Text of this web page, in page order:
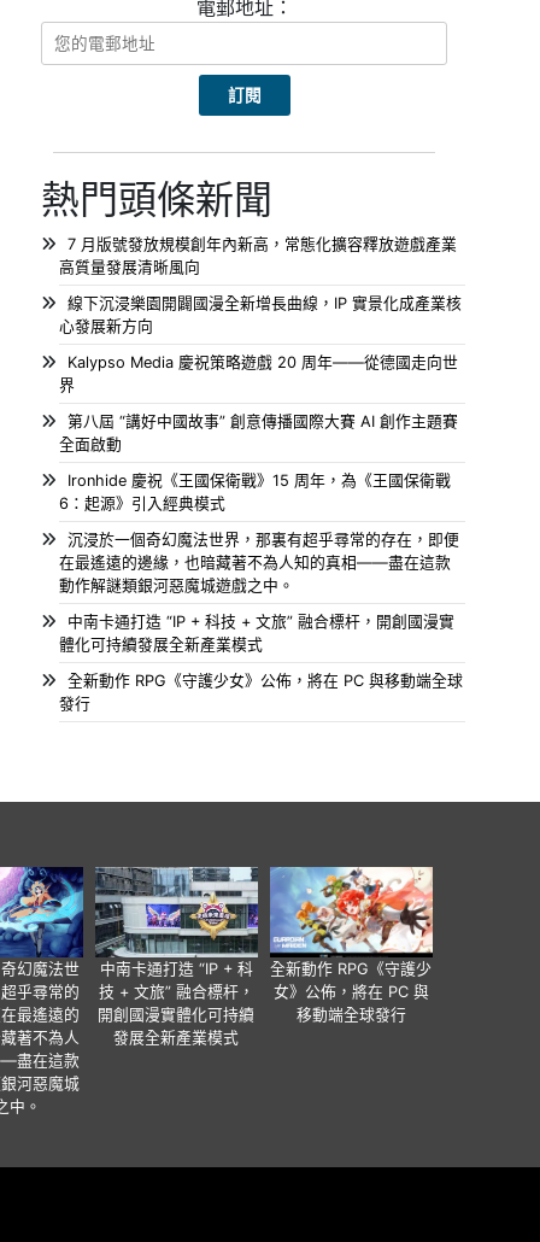
電郵地址：
熱門頭條新聞
7 月版號發放規模創年內新高，常態化擴容釋放遊戲產業
高質量發展清晰風向
線下沉浸樂園開闢國漫全新增長曲線，IP 實景化成產業核
心發展新方向
Kalypso Media 慶祝策略遊戲 20 周年——從德國走向世
界
第八屆 “講好中國故事” 創意傳播國際大賽 AI 創作主題賽
全面啟動
Ironhide 慶祝《王國保衛戰》15 周年，為《王國保衛戰
6：起源》引入經典模式
沉浸於一個奇幻魔法世界，那裏有超乎尋常的存在，即便
在最遙遠的邊緣，也暗藏著不為人知的真相——盡在這款
動作解謎類銀河惡魔城遊戲之中。
中南卡通打造 “IP + 科技 + 文旅” 融合標杆，開創國漫實
體化可持續發展全新產業模式
全新動作 RPG《守護少女》公佈，將在 PC 與移動端全球
發行
幻魔法世
乎尋常的
最遙遠的
著不為人
盡在這款
河惡魔城
中。
中南卡通打造 “IP + 科
技 + 文旅” 融合標杆，
開創國漫實體化可持續
發展全新產業模式
全新動作 RPG《守護少
女》公佈，將在 PC 與
移動端全球發行